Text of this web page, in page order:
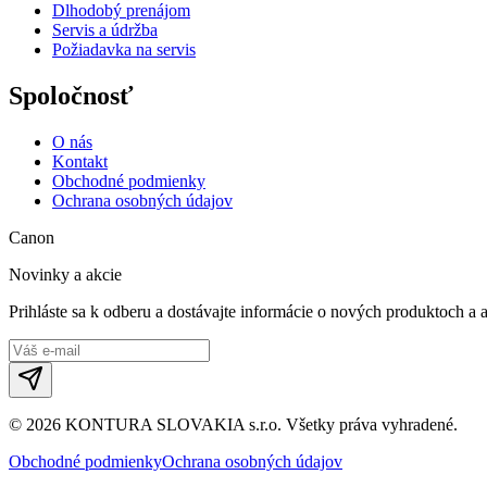
Dlhodobý prenájom
Servis a údržba
Požiadavka na servis
Spoločnosť
O nás
Kontakt
Obchodné podmienky
Ochrana osobných údajov
Canon
Novinky a akcie
Prihláste sa k odberu a dostávajte informácie o nových produktoch a
© 2026 KONTURA SLOVAKIA s.r.o. Všetky práva vyhradené.
Obchodné podmienkyOchrana osobných údajov